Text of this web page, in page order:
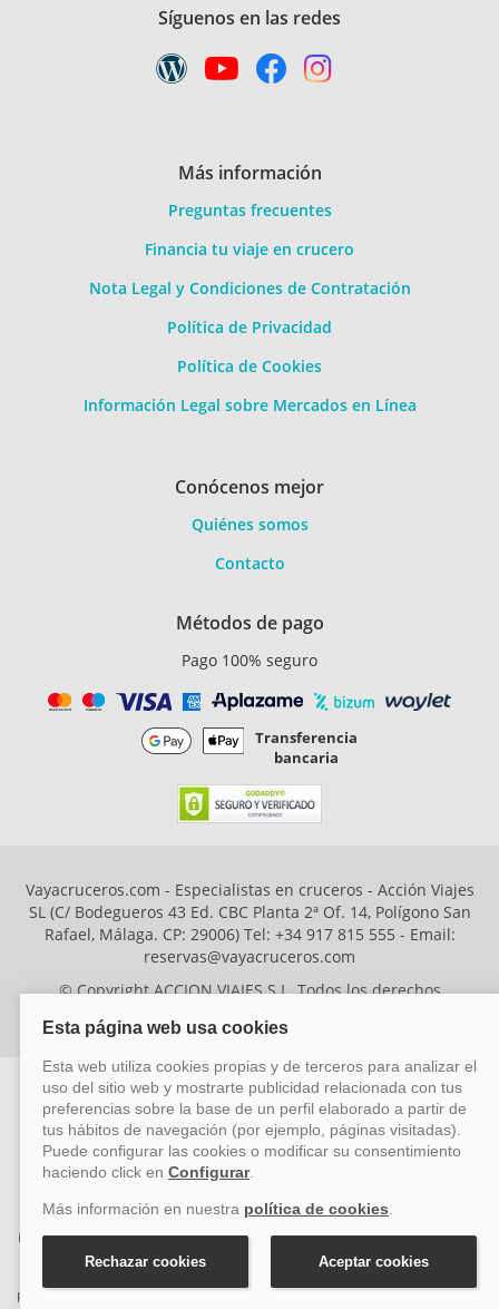
Síguenos en las redes
Más información
Preguntas frecuentes
Financia tu viaje en crucero
Nota Legal y Condiciones de Contratación
Política de Privacidad
Política de Cookies
Información Legal sobre Mercados en Línea
Conócenos mejor
Quiénes somos
Contacto
Métodos de pago
Pago 100% seguro
Transferencia
bancaria
Vayacruceros.com - Especialistas en cruceros - Acción Viajes
SL (C/ Bodegueros 43 Ed. CBC Planta 2ª Of. 14, Polígono San
Rafael, Málaga. CP: 29006) Tel: +34 917 815 555 - Email:
reservas@vayacruceros.com
© Copyright ACCION VIAJES S.L. Todos los derechos
ACCION VIAJES SL ha sido beneficiaria del Fondo Europeo de Desarrollo
Regional (FEDER), cuyo objetivo es mejorar la competitividad de las pymes
mediante el impulso de la innovación, el desarrollo tecnológico, la
investigación de calidad y el uso seguro y fiable del ciberespacio. Gracias a
esta financiación, la empresa ha puesto en marcha un Plan de Acción
durante el año 2026 para reforzar su competitividad empresarial,
promoviendo la innovación y la ciberseguridad. Para ello, ha contado con el